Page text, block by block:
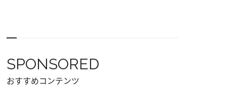
SPONSORED
おすすめコンテンツ